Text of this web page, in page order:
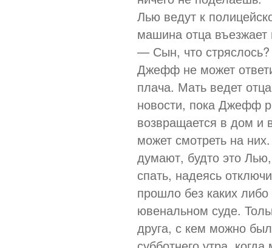
Лью ведут к
машина отца въезжает
— Сын, что стряслось?
Джефф не может
плача. Мать ведет
новости, пока Джефф
возвращается в дом и
может смотреть на
думают, будто это
спать, надеясь
прошло без каких
ювенальном суде.
друга, с кем можно